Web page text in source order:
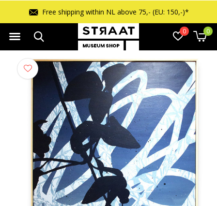
0 0
Free shipping within NL above 75,- (EU: 150,-)*